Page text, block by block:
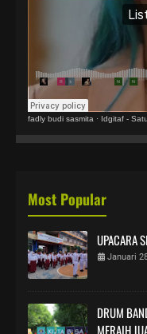
fadly budi sasmita · Idgitaf -
Most Popular
UPACARA
Januari
DRUM
MERAIH